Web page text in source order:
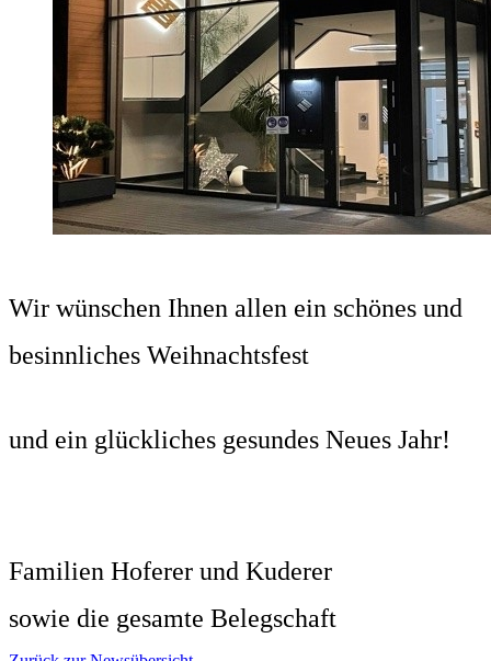
Wir wünschen Ihnen allen ein schönes und
besinnliches Weihnachtsfest
und ein glückliches gesundes Neues Jahr!
Familien Hoferer und Kuderer
sowie die gesamte Belegschaft